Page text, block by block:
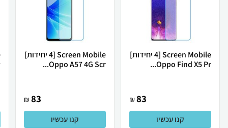
Screen Mobile [4 יחידות]
Oppo Find X5 Pr...
83
₪
קנו עכשיו
Screen Mobile [4 יחידות]
Oppo A57 4G Scr...
83
₪
קנו עכשיו